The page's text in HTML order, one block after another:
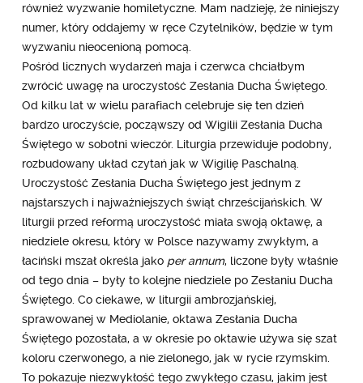
również wyzwanie homiletyczne. Mam nadzieję, że niniejszy
numer, który oddajemy w ręce Czytelników, będzie w tym
wyzwaniu nieocenioną pomocą.
Pośród licznych wydarzeń maja i czerwca chciałbym
zwrócić uwagę na uroczystość Zesłania Ducha Świętego.
Od kilku lat w wielu parafiach celebruje się ten dzień
bardzo uroczyście, począwszy od Wigilii Zesłania Ducha
Świętego w sobotni wieczór. Liturgia przewiduje podobny,
rozbudowany układ czytań jak w Wigilię Paschalną.
Uroczystość Zesłania Ducha Świętego jest jednym z
najstarszych i najważniejszych świąt chrześcijańskich. W
liturgii przed reformą uroczystość miała swoją oktawę, a
niedziele okresu, który w Polsce nazywamy zwykłym, a
łaciński mszał określa jako per annum, liczone były właśnie
od tego dnia – były to kolejne niedziele po Zesłaniu Ducha
Świętego. Co ciekawe, w liturgii ambrozjańskiej,
sprawowanej w Mediolanie, oktawa Zesłania Ducha
Świętego pozostała, a w okresie po oktawie używa się szat
koloru czerwonego, a nie zielonego, jak w rycie rzymskim.
To pokazuje niezwykłość tego zwykłego czasu, jakim jest